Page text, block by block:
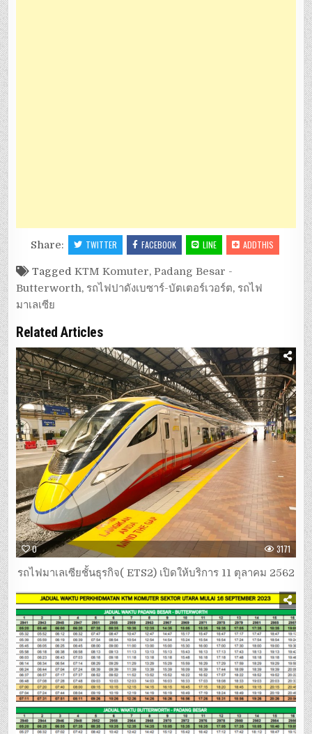
Share: TWITTER FACEBOOK LINE ADDTHIS
TaggedKTM Komuter,Padang Besar -
Butterworth, รถไฟปาดังเบซาร์-บัตเตอร์เวอร์ต, รถไฟ
มาเลเซีย
Related Articles
0 3171
รถไฟมาเลเซียชั้นธุรกิจ( ETS2) เปิดให้บริการ 11 ตุลาคม 2562